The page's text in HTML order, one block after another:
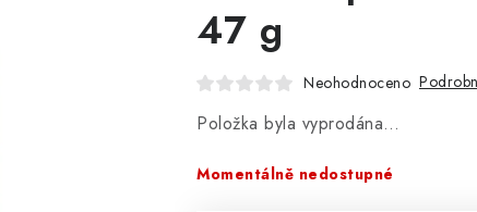
47 g
Neohodnoceno
Položka byla vyprodána…
Momentálně nedostupné